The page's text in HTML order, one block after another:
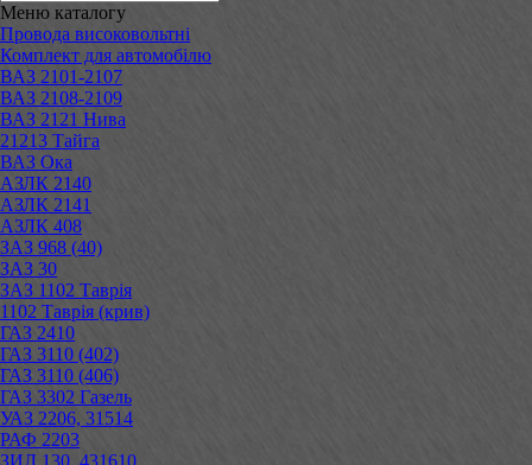
Меню каталогу
Провода високовольтні
Комплект для автомобілю
ВАЗ 2101-2107
ВАЗ 2108-2109
ВАЗ 2121 Нива
21213 Тайга
ВАЗ Ока
АЗЛК 2140
АЗЛК 2141
АЗЛК 408
ЗАЗ 968 (40)
ЗАЗ 30
ЗАЗ 1102 Таврія
1102 Таврія (крив)
ГАЗ 2410
ГАЗ 3110 (402)
ГАЗ 3110 (406)
ГАЗ 3302 Газель
УАЗ 2206, 31514
РАФ 2203
ЗИЛ 130, 431610